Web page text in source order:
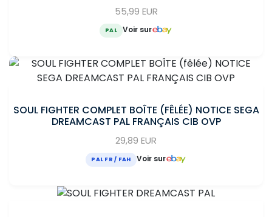
55,99 EUR
PAL Voir sur
SOUL FIGHTER COMPLET BOÎTE (FÊLÉE) NOTICE SEGA
DREAMCAST PAL FRANÇAIS CIB OVP
29,89 EUR
PAL FR / FAH Voir sur